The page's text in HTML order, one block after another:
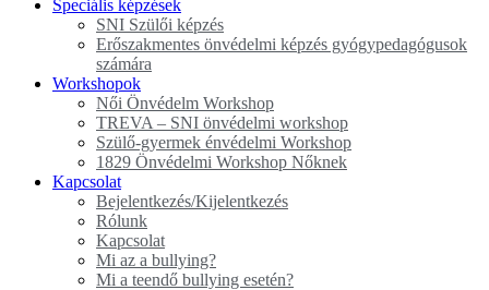
Speciális képzések
SNI Szülői képzés
Erőszakmentes önvédelmi képzés gyógypedagógusok
számára
Workshopok
Női Önvédelm Workshop
TREVA – SNI önvédelmi workshop
Szülő-gyermek énvédelmi Workshop
1829 Önvédelmi Workshop Nőknek
Kapcsolat
Bejelentkezés/Kijelentkezés
Rólunk
Kapcsolat
Mi az a bullying?
Mi a teendő bullying esetén?